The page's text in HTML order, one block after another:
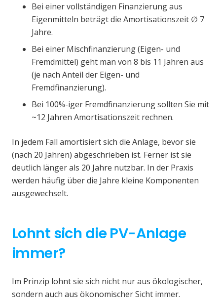
Bei einer vollständigen Finanzierung aus
Eigenmitteln beträgt die Amortisationszeit ∅ 7
Jahre.
Bei einer Mischfinanzierung (Eigen- und
Fremdmittel) geht man von 8 bis 11 Jahren aus
(je nach Anteil der Eigen- und
Fremdfinanzierung).
Bei 100%-iger Fremdfinanzierung sollten Sie mit
~12 Jahren Amortisationszeit rechnen.
In jedem Fall amortisiert sich die Anlage, bevor sie
(nach 20 Jahren) abgeschrieben ist. Ferner ist sie
deutlich länger als 20 Jahre nutzbar. In der Praxis
werden häufig über die Jahre kleine Komponenten
ausgewechselt.
Lohnt sich die PV-Anlage
immer?
Im Prinzip lohnt sie sich nicht nur aus ökologischer,
sondern auch aus ökonomischer Sicht immer.